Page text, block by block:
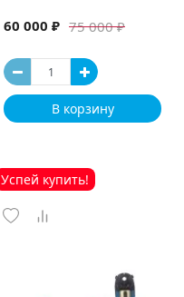
75 000 ₽
60 000 ₽
В корзину
Успей купить!